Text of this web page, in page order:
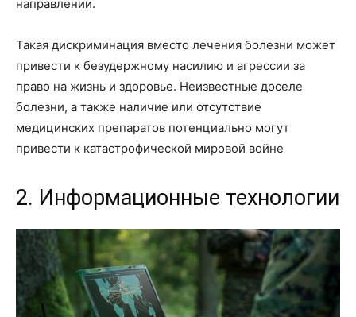
направлении.
Такая дискриминация вместо лечения болезни может
привести к безудержному насилию и агрессии за
право на жизнь и здоровье. Неизвестные доселе
болезни, а также наличие или отсутствие
медицинских препаратов потенциально могут
привести к катастрофической мировой войне
2. Информационные технологии